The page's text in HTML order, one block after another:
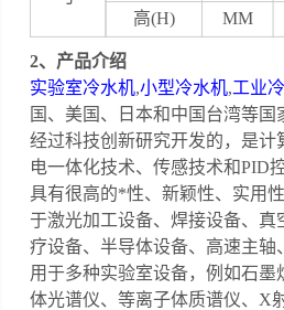
高(H)
MM
2、 产品介绍
实验室冷水机,小型冷水机,工业
国、美国、日本和中国台湾等国
经过科技创新研究开发的，是计
电一体化技术、传感技术和PID
具有很高的*性、新颖性、实用
于激光加工设备、焊接设备、真
疗设备、半导体设备、高速主轴
用于多种实验室设备，例如石墨
体光谱仪、等离子体质谱仪、X